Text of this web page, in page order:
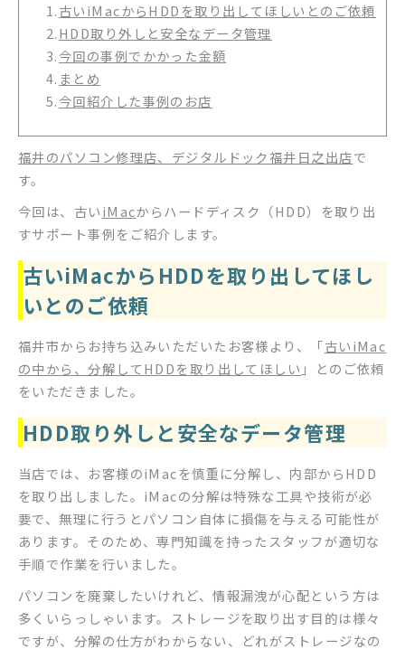
1.古いiMacからHDDを取り出してほしいとのご依頼
2.HDD取り外しと安全なデータ管理
3.今回の事例でかかった金額
4. まとめ
5.今回紹介した事例のお店
福井のパソコン修理店、デジタルドック福井日之出店で
す。
今回は、古いiMacからハードディスク（HDD）を取り出
すサポート事例をご紹介します。
古いiMacからHDDを取り出してほし
いとのご依頼
福井市からお持ち込みいただいたお客様より、「古いiMac
の中から、分解してHDDを取り出してほしい 」とのご依頼
をいただきました。
HDD取り外しと安全なデータ管理
当店では、お客様のiMacを慎重に分解し、内部からHDD
を取り出しました。iMacの分解は特殊な工具や技術が必
要で、無理に行うとパソコン自体に損傷を与える可能性が
あります。そのため、専門知識を持ったスタッフが適切な
手順で作業を行いました。
パソコンを廃棄したいけれど、情報漏洩が心配という方は
多くいらっしゃいます。ストレージを取り出す目的は様々
ですが、分解の仕方がわからない、どれがストレージなの